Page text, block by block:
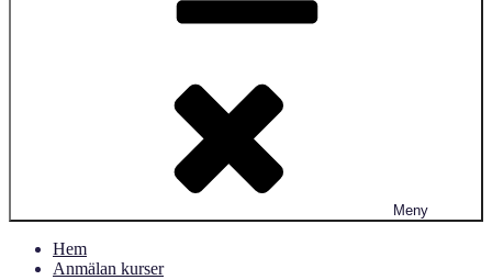
Meny
Hem
Anmälan kurser